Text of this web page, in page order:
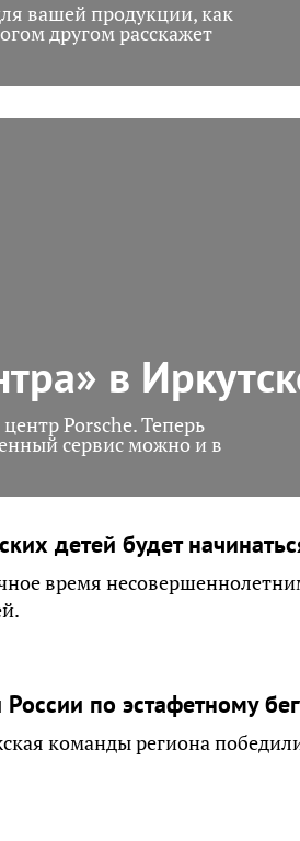
вашей продукции, как
другом расскажет
в
Porsche. Теперь
сервис можно и в
детей будет
время
по эстафетному
команды региона